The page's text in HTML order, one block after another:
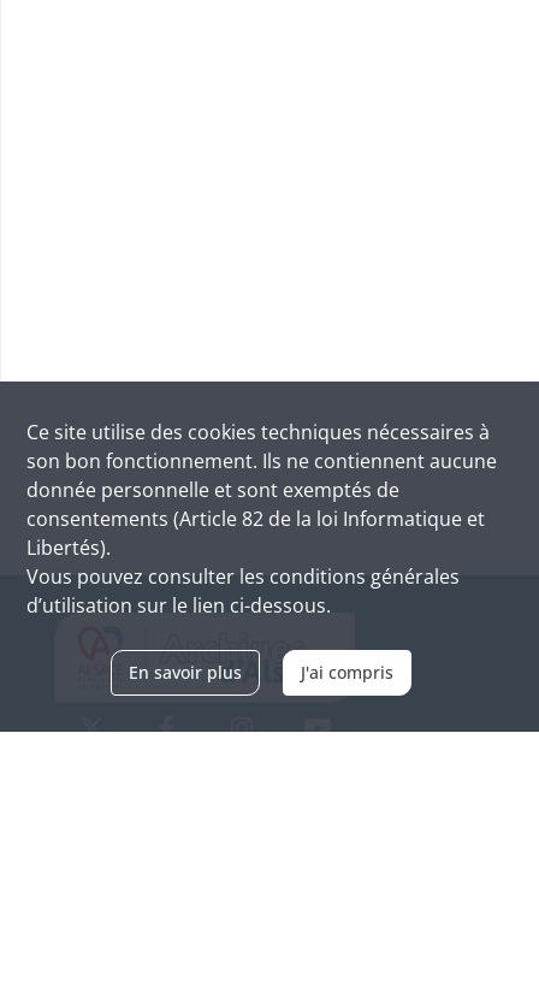
Ce site utilise des cookies techniques nécessaires à
son bon fonctionnement. Ils ne contiennent aucune
donnée personnelle et sont exemptés de
consentements (Article 82 de la loi Informatique et
Libertés).
Vous pouvez consulter les conditions générales
d’utilisation sur le lien ci-dessous.
En savoir plus J'ai compris